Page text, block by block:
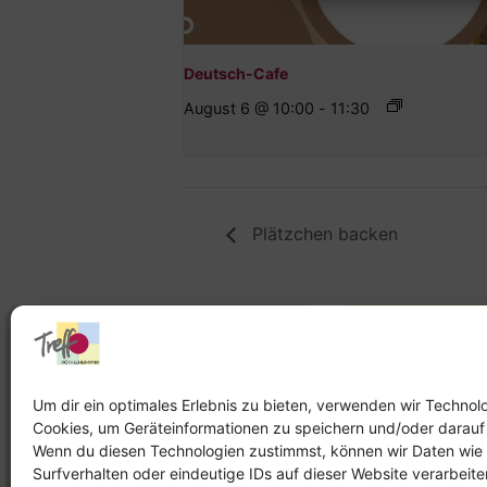
Um dir ein optimales Erlebnis zu bieten, verwenden wir
Cookies, um Geräteinformationen zu speichern und/oder
Wenn du diesen Technologien zustimmst, können wir Daten wie
Surfverhalten oder eindeutige IDs auf dieser Website
Deutsch-Cafe
August 6 @ 10:00 - 11:30
Plätzchen backen
Stadtteilhaus
Tel.:09131-9232777
E-Mail: leitung@treffpunkt-
roethelheimpark.de
Tel.: Telefon:
E-Mail: